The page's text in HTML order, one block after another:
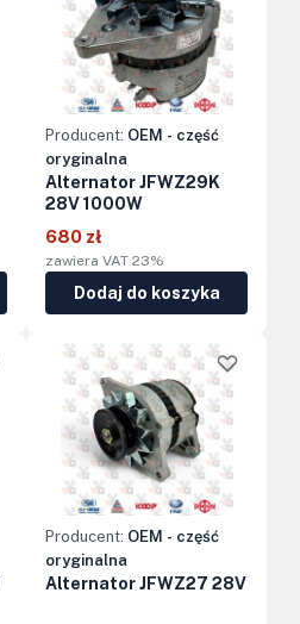
Producent: OEM - część
oryginalna
Alternator JFWZ29K
28V 1000W
680 zł
zawiera VAT 23%
Dodaj do koszyka
Producent: OEM - część
oryginalna
Alternator JFWZ27 28V